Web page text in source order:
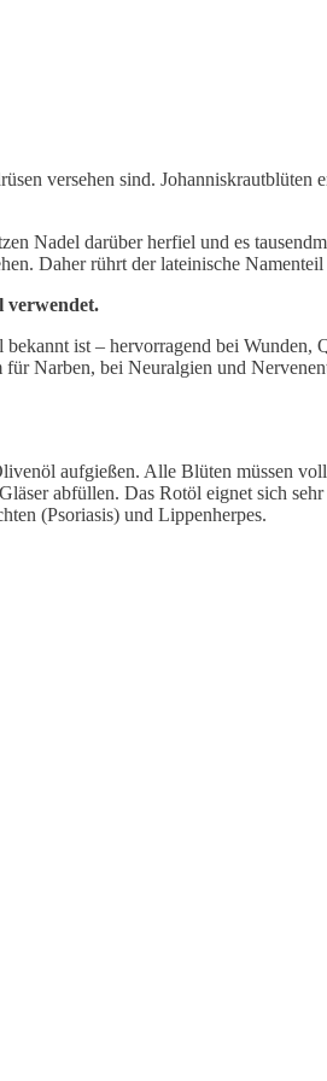
versehen sind.
Nadel darüber herfiel und es
Daher rührt der lateinische Namenteil
verwendet.
ist – hervorragend bei Wunden,
Narben, bei Neuralgien und
aufgießen. Alle Blüten müssen
abfüllen. Das Rotöl eignet sich
(Psoriasis) und Lippenherpes.